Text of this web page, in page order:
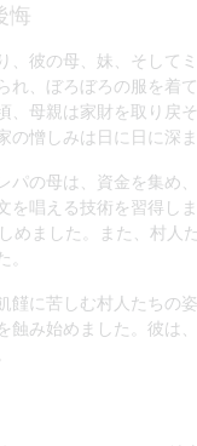
悔
、彼の母、妹、そして
れ、ぼろぼろの服を着
、母親は家財を取り戻
憎しみは日に日に深ま
パの母は、資金を集め
を唱える技術を習得し
めました。また、村人
饉に苦しむ村人たちの
蝕み始めました。彼は